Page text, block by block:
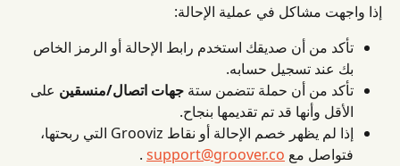
إذا واجهت مشاكل في عملية الإحالة:
تأكد من أن صديقك استخدم رابط الإحالة أو الرمز الخاص
بك عند تسجيل حسابه.
تأكد من أن حملة تتضمن ستة جهات اتصال/منسقين على
الأقل وأنها قد تم تقديمها بنجاح.
إذا لم يظهر خصم الإحالة أو نقاط Grooviz التي ربحتها،
فتواصل مع support@groover.co
.